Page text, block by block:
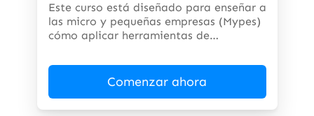
Este curso está diseñado para enseñar a
las micro y pequeñas empresas (Mypes)
cómo aplicar herramientas de
Comenzar ahora